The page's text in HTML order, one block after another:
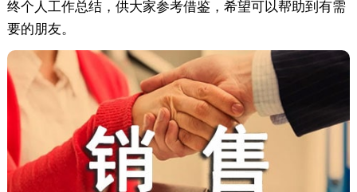
终个人工作总结，供大家参考借鉴，希望可以帮助到有需
要的朋友。